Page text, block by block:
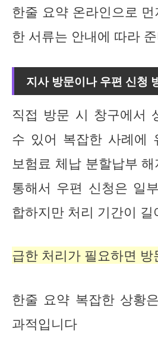
한줄 요약 온라인으로
한 서류는 안내에 따라
지사 방문이나 우편 신청
직접 방문 시 창구에서
수 있어 복잡한 사례에
보험료 체납 분할납부
통해서 우편 신청은 일
합하지만 처리 기간이
급한 처리가 필요하면
한줄 요약 복잡한 상황
과적입니다